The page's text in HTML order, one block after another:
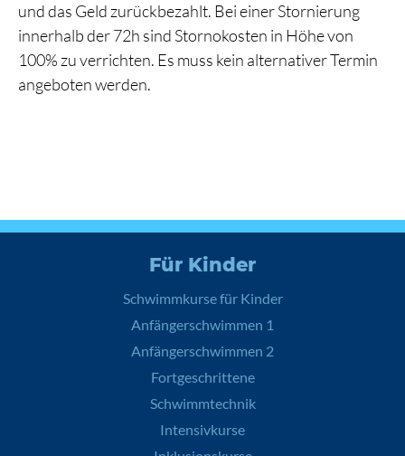
und das Geld zurückbezahlt. Bei einer Stornierung
innerhalb der 72h sind Stornokosten in Höhe von
100% zu verrichten. Es muss kein alternativer Termin
angeboten werden.
Für Kinder
Schwimmkurse für Kinder
Anfängerschwimmen 1
Anfängerschwimmen 2
Fortgeschrittene
Schwimmtechnik
Intensivkurse